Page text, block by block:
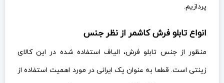
پردازیم.
انواع تابلو فرش کاشمر از نظر جنس
منظور از جنس تابلو فرش، الیاف استفاده شده در این کالای
زینتی است. قطعا به عنوان یک ایرانی در مورد اهمیت استفاده از